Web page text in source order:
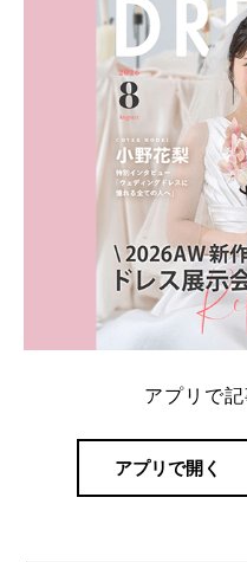
アプリで
アプリで開く